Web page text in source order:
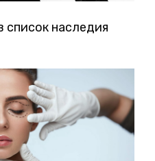
список наследия